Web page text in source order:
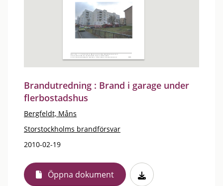
Brandutredning : Brand i garage under
flerbostadshus
Bergfeldt, Måns
Storstockholms brandförsvar
2010-02-19
Öppna dokument